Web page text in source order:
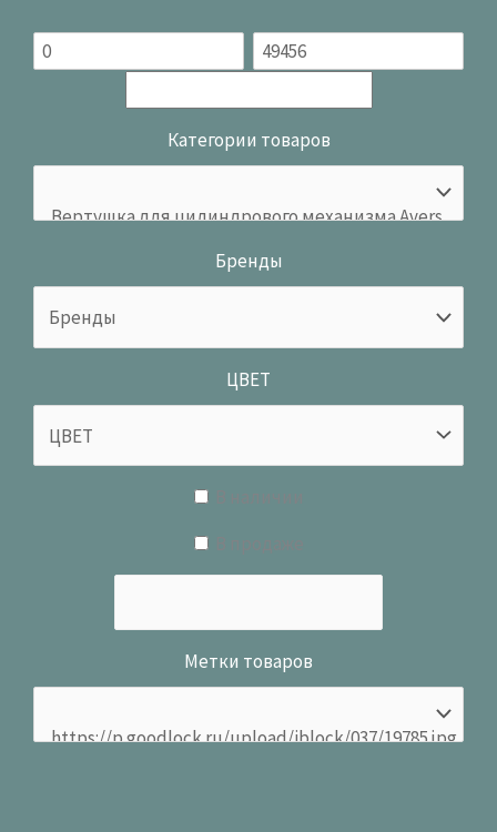
Категории товаров
Бренды
ЦВЕТ
Метки товаров